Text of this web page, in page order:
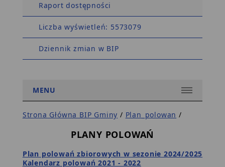
Raport dostępności
Liczba wyświetleń: 5573079
Dziennik zmian w BIP
MENU
Strona Główna BIP Gminy / Plan_polowan /
PLANY POLOWAŃ
Plan polowań zbiorowych w sezonie 2024/2025
Kalendarz polowań 2021 - 2022